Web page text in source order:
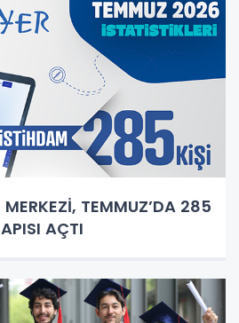
MERKEZİ, TEMMUZ’DA 285
AÇTI